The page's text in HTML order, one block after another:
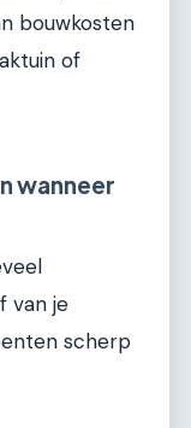
bouwkosten
of
wanneer
van je
scherp